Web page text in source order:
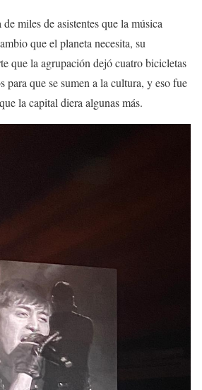
miles de asistentes que la música
que el planeta necesita, su
que la agrupación dejó cuatro bicicletas
para que se sumen a la cultura, y eso fue
la capital diera algunas más.